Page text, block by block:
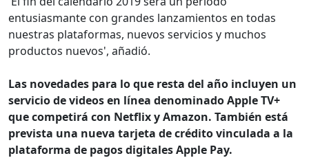
entusiasmante con grandes lanzamientos en todas
nuestras plataformas, nuevos servicios y muchos
productos nuevos', añadió.
Las novedades para lo que resta del año incluyen un
servicio de videos en línea denominado Apple TV+
que competirá con Netflix y Amazon. También está
prevista una nueva tarjeta de crédito vinculada a la
plataforma de pagos digitales Apple Pay.